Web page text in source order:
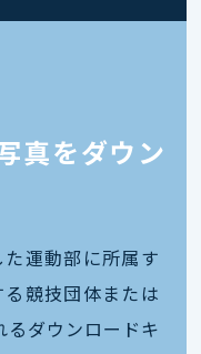
真をダウン
運動部に所属す
競技団体または
るダウンロードキ